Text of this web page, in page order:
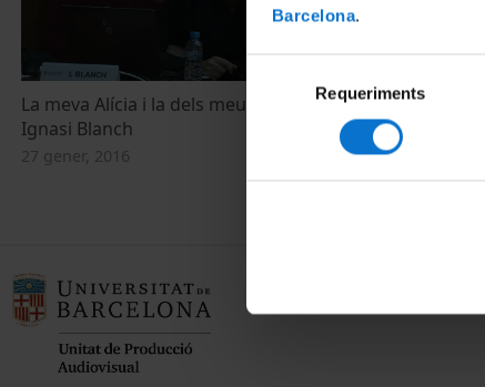
Barcelona.
consentiment
Requeriments
La meva Alícia i la dels meus amics -
Ignasi Blanch
27 gener, 2016